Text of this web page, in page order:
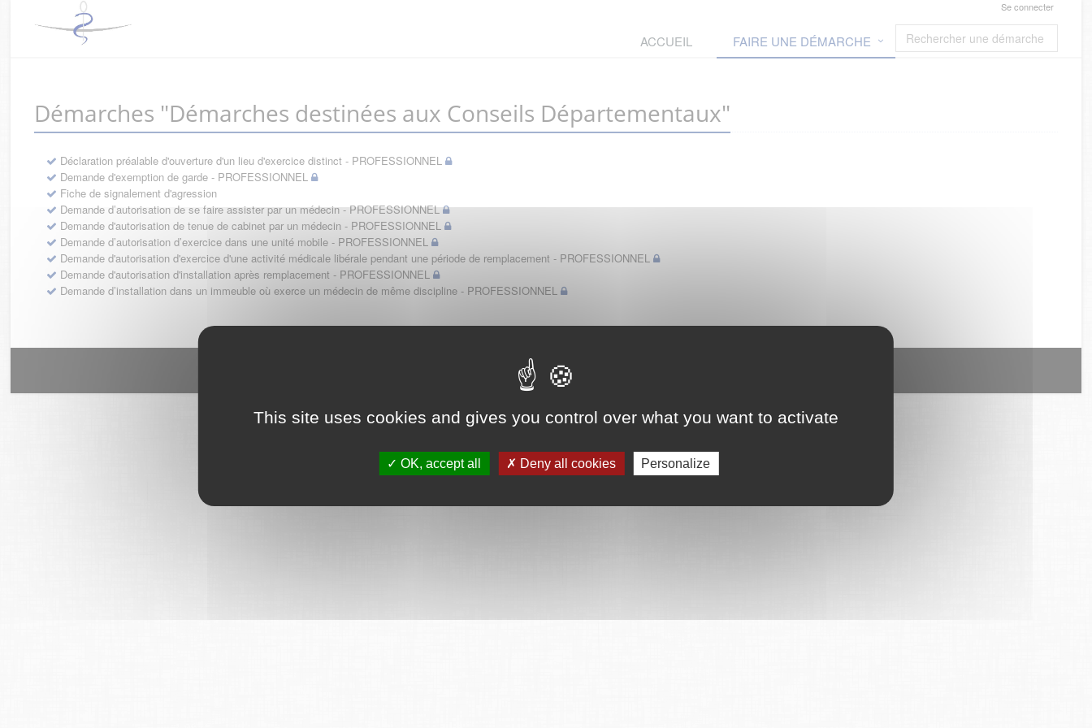
This site uses cookies and gives you control over what you want to activate
OK, accept all Deny all cookies Personalize
Se connecter
ACCUEIL FAIRE UNE DÉMARCHE
Démarches "Démarches destinées aux Conseils Départementaux"
Déclaration préalable d'ouverture d'un lieu d'exercice distinct - PROFESSIONNEL
Demande d'exemption de garde - PROFESSIONNEL
Fiche de signalement d'agression
Demande d’autorisation de se faire assister par un médecin - PROFESSIONNEL
Demande d'autorisation de tenue de cabinet par un médecin - PROFESSIONNEL
Demande d’autorisation d’exercice dans une unité mobile - PROFESSIONNEL
Demande d'autorisation d'exercice d'une activité médicale libérale pendant une période de remplacement - PROFESSIONNEL
Demande d'autorisation d'installation après remplacement - PROFESSIONNEL
Demande d’installation dans un immeuble où exerce un médecin de même discipline - PROFESSIONNEL
CGU Plan du site